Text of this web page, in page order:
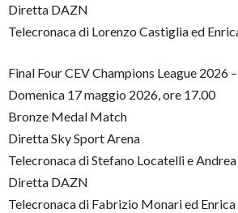
Diretta DAZN
Telecronaca di Lorenzo Castiglia ed
Final Four CEV Champions League 2026
Domenica 17 maggio 2026, ore 17.00
Bronze Medal Match
Diretta Sky Sport Arena
Telecronaca di Stefano Locatelli e
Diretta DAZN
Telecronaca di Fabrizio Monari ed